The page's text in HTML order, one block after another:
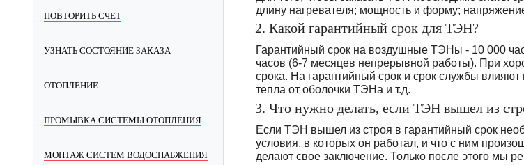
ПОВТОРИТЬ СЧЕТ
УЗНАТЬ СОСТОЯНИЕ ЗАКАЗА
ОТОПЛЕНИЕ
ПРОМЫВКА СИСТЕМЫ ОТОПЛЕНИЯ
МОНТАЖ СИСТЕМ ВОДОСНАБЖЕНИЯ
длину нагревателя; мощность и форму;
2. Какой гарантийный срок для ТЭН?
Гарантийный срок на воздушные ТЭНы - 10 000
часов (6-7 месяцев непрерывной работы). При
срока. На гарантийный срок и срок службы
тепла от оболочки ТЭНа и т.д.
3. Что нужно делать, если ТЭН вышел из
Если ТЭН вышел из строя в гарантийный срок
условия, в которых он работал, и что с ним
делают свое заключение. Только после этого мы